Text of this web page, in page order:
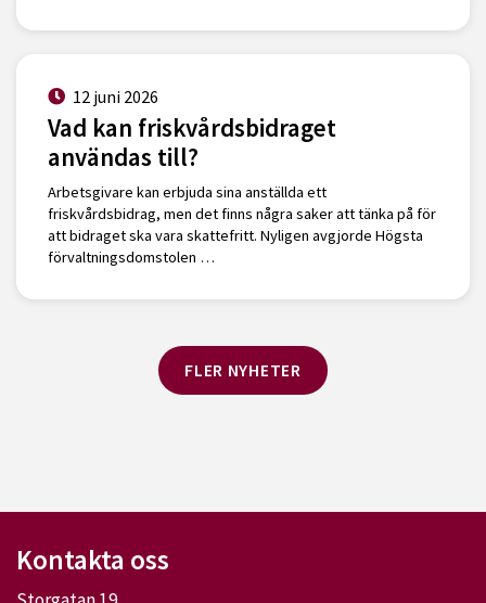
12 juni 2026
Vad kan friskvårdsbidraget
användas till?
Arbetsgivare kan erbjuda sina anställda ett
friskvårdsbidrag, men det finns några saker att tänka på för
att bidraget ska vara skattefritt. Nyligen avgjorde Högsta
förvaltningsdomstolen …
FLER NYHETER
Kontakta oss